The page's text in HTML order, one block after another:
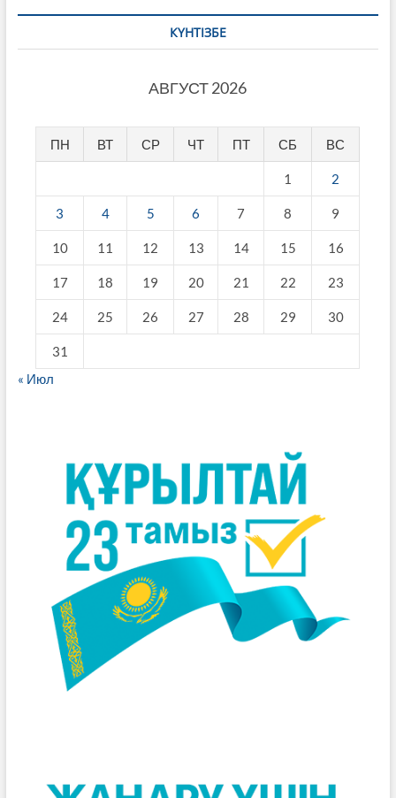
КҮНТІЗБЕ
АВГУСТ 2026
ПН ВТ СР ЧТ ПТ СБ ВС
1 2
3 4 5 6 7 8 9
10 11 12 13 14 15 16
17 18 19 20 21 22 23
24 25 26 27 28 29 30
31
« Июл